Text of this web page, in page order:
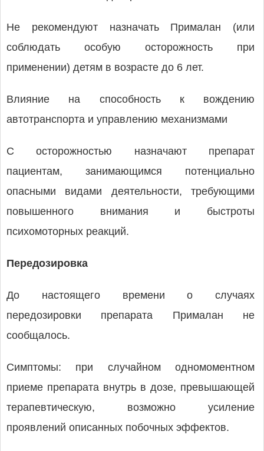
Не рекомендуют назначать Прималан (или
соблюдать особую осторожность при
применении) детям в возрасте до 6 лет.
Влияние на способность к вождению
автотранспорта и управлению механизмами
С осторожностью назначают препарат
пациентам, занимающимся потенциально
опасными видами деятельности, требующими
повышенного внимания и быстроты
психомоторных реакций.
Передозировка
До настоящего времени о случаях
передозировки препарата Прималан не
сообщалось.
Симптомы: при случайном одномоментном
приеме препарата внутрь в дозе, превышающей
терапевтическую, возможно усиление
проявлений описанных побочных эффектов.